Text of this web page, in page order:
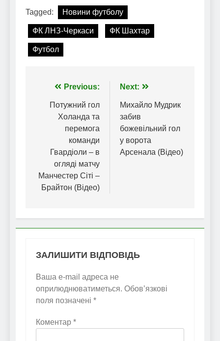
Tagged: Новини футболу
ФК ЛНЗ-Черкаси ФК Шахтар
Футбол
Навігація
записів
Previous:
Потужний гол
Холанда та
перемога
команди
Гвардіоли – в
огляді матчу
Манчестер Сіті –
Брайтон (Відео)
Next:
Михайло Мудрик
забив
божевільний гол
у ворота
Арсенала (Відео)
ЗАЛИШИТИ ВІДПОВІДЬ
Ваша e-mail адреса не
оприлюднюватиметься. Обов’язкові
поля позначені *
Коментар *